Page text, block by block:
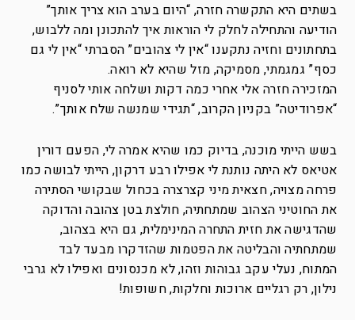
בשתים היא התקשרה חזרה, “היום בערב הוא צריך אותך”
הודיעה והתחילה לחלק לי הוראות איך להתכונן ומה ללבוש,
בתחתונים וחזיה נתקענו “אין לי צהובים” הסברתי “אין לי גם
כסף” גמגמתי, מסמיקה, מזל שהיא לא רואה.
המזכירה חזרה אלי אחרי כמה דקות ושלחה אותי לסניף
“אפרודיטה” בקניון הקרוב, “תגידי שמנשה שלח אותך”.
בשש הייתי מוכנה, בדיוק כמו שהיא אמרה לי, הפעם דורין
אטיאס לא היתה נותנת לי אפילו רבע דרקון, הייתי לבושה כמו
פרחה מצויה, חצאית מיני קצרצרה בכחול שבקושי הסתירה
את החוטיני הצהוב שמתחתיה, חולצת בטן צהובה והדוקה
שהדגישה את חזית התחרה המינימלית, גם היא בצהוב,
שמתחתיה והבליטה את הפטמות שהזדקרו מבעד לבד
המתוח, נעלי עקב גבוהות וזהו, לא מכנסונים ואפילו לא גרבי
נילון, רק רגליים ארוכות וחלקות, חשופות!